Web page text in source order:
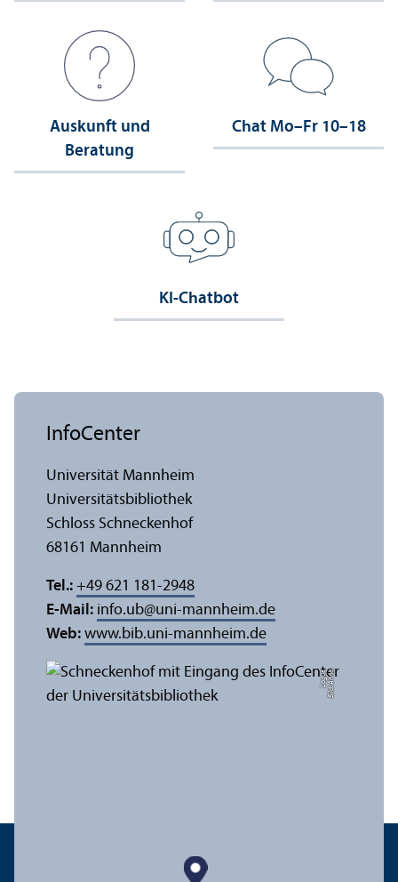
Auskunft und
Beratung
Chat Mo–Fr 10–18
KI-Chatbot
Bil
d:
A
n
n
a
L
o
g
u
e
InfoCenter
Universität Mannheim
Universitäts­bibliothek
Schloss Schneckenhof
68161 Mannheim
Tel.: +49 621 181-2948
E-Mail: info.ub@uni-mannheim.de
Web: www.bib.uni-mannheim.de